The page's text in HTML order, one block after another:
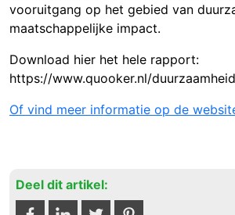
vooruitgang op het gebied van
maatschappelijke impact.
Download hier het hele rapport:
https://www.quooker.nl/
Of vind meer informatie op de
Deel dit artikel: